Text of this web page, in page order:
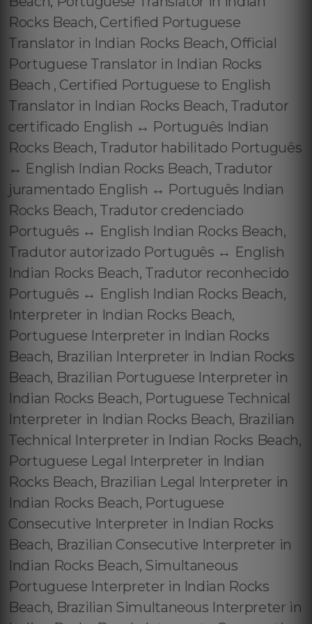
Rocks Beach, Certified Portuguese
Translator in Indian Rocks Beach, Official
Portuguese Translator in Indian Rocks
Beach , Certified Portuguese to English
Translator in Indian Rocks Beach, Tradutor
certificado English ↔️ Português Indian
Rocks Beach, Tradutor habilitado Português
↔️ English Indian Rocks Beach, Tradutor
juramentado English ↔️ Português Indian
Rocks Beach, Tradutor credenciado
Português ↔️ English Indian Rocks Beach,
Tradutor autorizado Português ↔️ English
Indian Rocks Beach, Tradutor reconhecido
Português ↔️ English Indian Rocks Beach,
Interpreter in Indian Rocks Beach,
Portuguese Interpreter in Indian Rocks
Beach, Brazilian Interpreter in Indian Rocks
Beach, Brazilian Portuguese Interpreter in
Indian Rocks Beach, Portuguese Technical
Interpreter in Indian Rocks Beach, Brazilian
Technical Interpreter in Indian Rocks Beach,
Portuguese Legal Interpreter in Indian
Rocks Beach, Brazilian Legal Interpreter in
Indian Rocks Beach, Portuguese
Consecutive Interpreter in Indian Rocks
Beach, Brazilian Consecutive Interpreter in
Indian Rocks Beach, Simultaneous
Portuguese Interpreter in Indian Rocks
Beach, Brazilian Simultaneous Interpreter in